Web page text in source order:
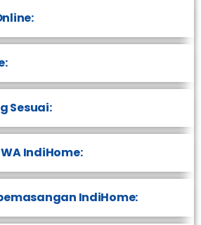
Sesuai:
IndiHome:
IndiHome: